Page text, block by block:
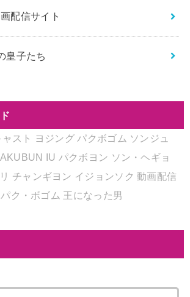
配信サイト
皇子たち
ャスト ヨジング パクボゴム ソンジュ
IU パクボヨン ソン・ヘギョ
チャンギヨン イジョンソク 動画配信
パク・ボゴム 王になった男